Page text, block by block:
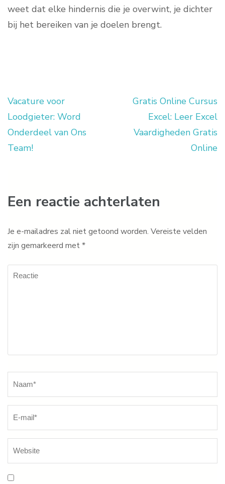
weet dat elke hindernis die je overwint, je dichter
bij het bereiken van je doelen brengt.
Berichtnavigatie
Vacature voor
Loodgieter: Word
Onderdeel van Ons
Team!
Gratis Online Cursus
Excel: Leer Excel
Vaardigheden Gratis
Online
Een reactie achterlaten
Je e-mailadres zal niet getoond worden. Vereiste velden
zijn gemarkeerd met*
Reactie